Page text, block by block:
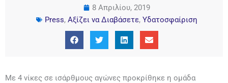
8 Απριλίου, 2019
Press, Αξίζει να Διαβάσετε, Υδατοσφαίριση
Με 4 νίκες σε ισάρθμους αγώνες προκρίθηκε η ομάδα